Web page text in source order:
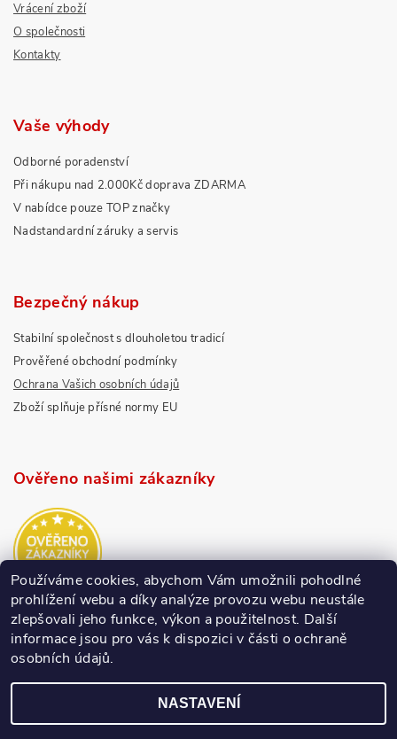
Vrácení zboží
O společnosti
Kontakty
Vaše výhody
Odborné poradenství
Při nákupu nad 2.000Kč doprava ZDARMA
V nabídce pouze TOP značky
Nadstandardní záruky a servis
Bezpečný nákup
Stabilní společnost s dlouholetou tradicí
Prověřené obchodní podmínky
Ochrana Vašich osobních údajů
Zboží splňuje přísné normy EU
Ověřeno našimi zákazníky
Používáme cookies, abychom Vám umožnili pohodlné
prohlížení webu a díky analýze provozu webu neustále
zlepšovali jeho funkce, výkon a použitelnost. Další
informace jsou pro vás k dispozici v části o ochraně
osobních údajů.
NASTAVENÍ